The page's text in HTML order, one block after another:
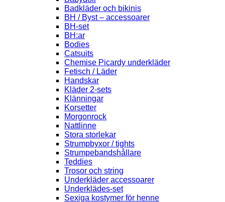
Badkläder och bikinis
BH / Byst – accessoarer
BH-set
BH:ar
Bodies
Catsuits
Chemise Picardy underkläder
Fetisch / Läder
Handskar
Kläder 2-sets
Klänningar
Korsetter
Morgonrock
Nattlinne
Stora storlekar
Strumpbyxor / tights
Strumpebandshållare
Teddies
Trosor och string
Underkläder accessoarer
Underklädes-set
Sexiga kostymer för henne